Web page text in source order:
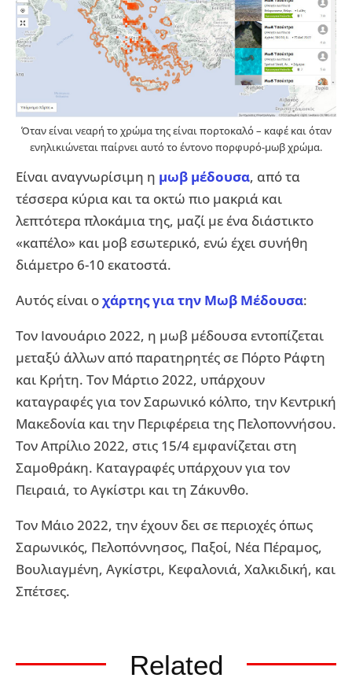
Όταν είναι νεαρή το χρώμα της είναι πορτοκαλό – καφέ και όταν
ενηλικιώνεται παίρνει αυτό το έντονο πορφυρό-μωβ χρώμα.
Είναι αναγνωρίσιμη η μωβ μέδουσα, από τα
τέσσερα κύρια και τα οκτώ πιο μακριά και
λεπτότερα πλοκάμια της, μαζί με ένα διάστικτο
«καπέλο» και μοβ εσωτερικό, ενώ έχει συνήθη
διάμετρο 6-10 εκατοστά.
Αυτός είναι οχάρτης για την Μωβ Μέδουσα:
Τον Ιανουάριο 2022, η μωβ μέδουσα εντοπίζεται
μεταξύ άλλων από παρατηρητές σε Πόρτο Ράφτη
και Κρήτη. Τον Μάρτιο 2022, υπάρχουν
καταγραφές για τον Σαρωνικό κόλπο, την Κεντρική
Μακεδονία και την Περιφέρεια της Πελοποννήσου.
Τον Απρίλιο 2022, στις 15/4 εμφανίζεται στη
Σαμοθράκη. Καταγραφές υπάρχουν για τον
Πειραιά, το Αγκίστρι και τη Ζάκυνθο.
Τον Μάιο 2022, την έχουν δει σε περιοχές όπως
Σαρωνικός, Πελοπόννησος, Παξοί, Νέα Πέραμος,
Βουλιαγμένη, Αγκίστρι, Κεφαλονιά, Χαλκιδική, και
Σπέτσες.
Related